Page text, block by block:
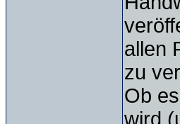
allen
zu
Ob
wird